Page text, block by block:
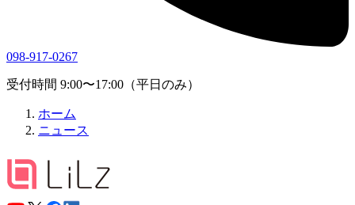
098-917-0267
受付時間 9:00〜17:00（平日のみ）
ホーム
ニュース